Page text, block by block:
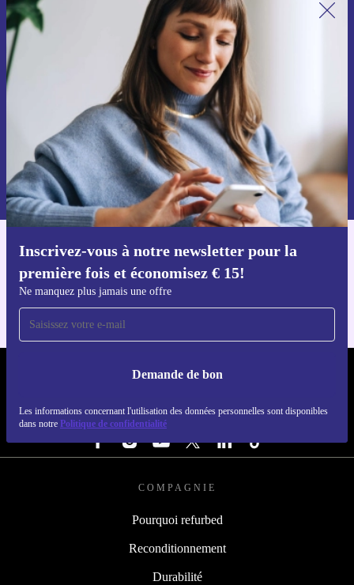
Inscrivez-vous à notre newsletter pour la
première fois et économisez € 15!
Ne manquez plus jamais une offre
Demande de bon
Les informations concernant l'utilisation des données personnelles sont disponibles
dans notre Politique de confidentialité
Inscrivez-vous à notre newsletter pour
la première fois et économisez 15 € !
Ne manquez plus aucune offre.
Voucher aanvragen
Retrouvez les informations sur l'utilisation des données personnelles
dans notre
politique de confidentialité.
Téléchargez l'application refurbed
Pour iOS et Android
REFURBED BELGIQUE - RETHINK NEW.
SUIVEZ-NOUS
COMPAGNIE
Pourquoi refurbed
Reconditionnement
Durabilité